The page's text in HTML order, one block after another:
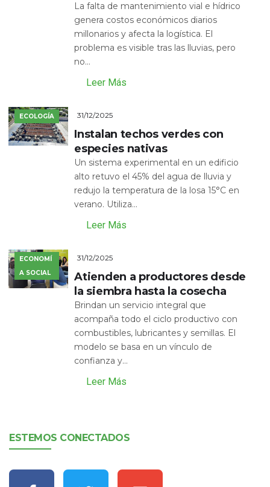
La falta de mantenimiento vial e hídrico
genera costos económicos diarios
millonarios y afecta la logística. El
problema es visible tras las lluvias, pero
no...
Leer Más
ECOLOGÍA 31/12/2025
Instalan techos verdes con
especies nativas
Un sistema experimental en un edificio
alto retuvo el 45% del agua de lluvia y
redujo la temperatura de la losa 15°C en
verano. Utiliza...
Leer Más
ECONOMÍ
A SOCIAL
31/12/2025
Atienden a productores desde
la siembra hasta la cosecha
Brindan un servicio integral que
acompaña todo el ciclo productivo con
combustibles, lubricantes y semillas. El
modelo se basa en un vínculo de
confianza y...
Leer Más
ESTEMOS CONECTADOS